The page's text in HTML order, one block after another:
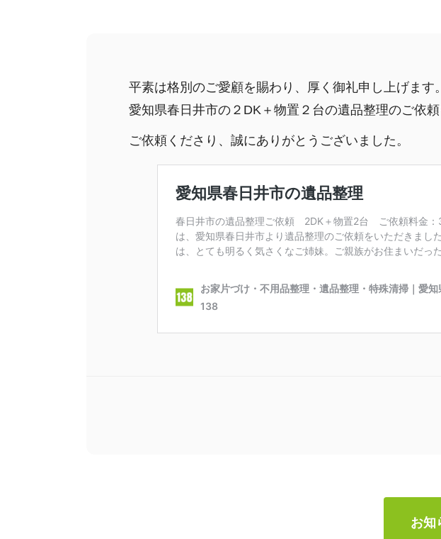
平素は格別のご愛顧を賜わり、厚く御礼申し上げます。
愛知県春日井市の２DK＋物置２台の遺品整理のご依頼
ご依頼くださり、誠にありがとうございました。
お知